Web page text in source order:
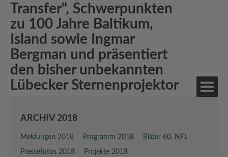
Transfer", Schwerpunkten
zu 100 Jahre Baltikum,
Island sowie Ingmar
Bergman und präsentiert
den bisher unbekannten
Lübecker Sternenprojektor
ARCHIV 2018
Meldungen 2018 Programm 2018 Bilder 60. NFL
Pressefotos 2018 Projekte 2018